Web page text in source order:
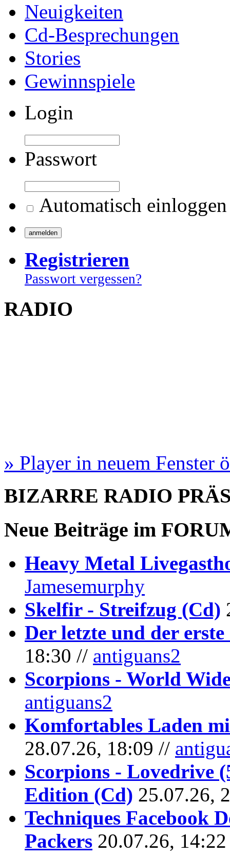
Neuigkeiten
Cd-Besprechungen
Stories
Gewinnspiele
Login
Passwort
Automatisch einloggen
Registrieren
Passwort vergessen?
RADIO
» Player in neuem Fenster
BIZARRE RADIO
Neue Beiträge im
Heavy Metal
Jamesemurphy
Skelfir - Streifzug (Cd)
Der letzte und der erste
18:30 // antiguans2
Scorpions - World
antiguans2
Komfortables Laden
28.07.26, 18:09 //
Scorpions - Lovedrive
Edition (Cd) 25.07.26,
Techniques Facebook
Packers 20.07.26,